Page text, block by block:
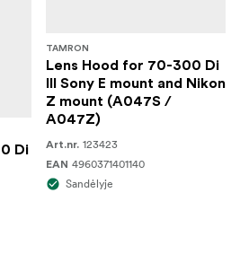
Di
TAMRON
Lens Hood for 70-300 Di
III Sony E mount and Nikon
Z mount (A047S /
A047Z)
Art.nr. 123423
EAN 4960371401140
Sandėlyje